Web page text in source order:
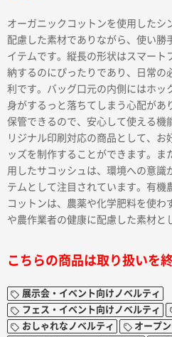
オーガニックコットンを使用したシ
配慮した素材でありながら、使い勝
イテムです。縦長の形状はスマート
納するのにぴったりであり、日常の
利です。バッグ口元の内側にはホッ
身がするっと落ちてしまう心配があ
保管できるので、安心して使える機
リジナル印刷対応の商品として、お
ッズを制作することができます。ま
用したサコッシュは、環境への意識
テムとして注目されています。有機
コットンは、農薬や化学肥料を使わ
や農作業者の健康に配慮した素材と
こちらの商品は取り扱いを
展示会・イベント向けノベルティ
フェス・イベント向けノベルティ
おしゃれなノベルティ
オープ